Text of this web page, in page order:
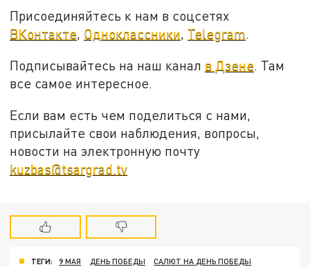
Присоединяйтесь к нам в соцсетях
ВКонтакте, Одноклассники, Telegram.
Подписывайтесь на наш канал в Дзене. Там
все самое интересное.
Если вам есть чем поделиться с нами,
присылайте свои наблюдения, вопросы,
новости на электронную почту
kuzbas@tsargrad.tv
ТЕГИ: 9 МАЯ ДЕНЬ ПОБЕДЫ САЛЮТ НА ДЕНЬ ПОБЕДЫ